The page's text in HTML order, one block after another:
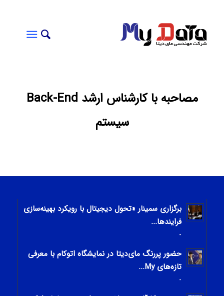
مصاحبه با کارشناس ارشد Back-End
سیستم
برگزاری سمینار «تحول دیجیتال با رویکرد بهینه‌سازی
فرایندها...
-
حضور پررنگ مای‌دیتا در نمایشگاه اتوکام با معرفی
تازه‌های My...
-